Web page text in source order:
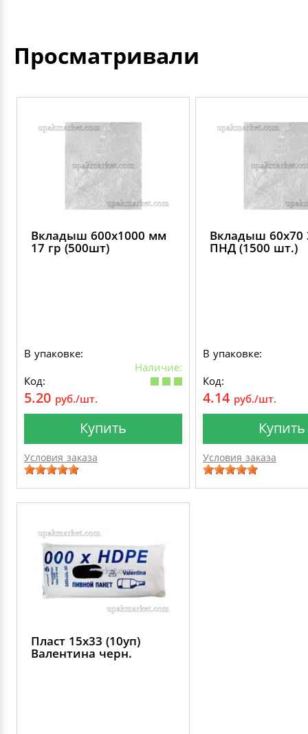
Просматривали
Вкладыш 600х1000 мм
17 гр (500шт)
В упаковке:
Наличие:
Код:
5.20 руб./шт.
Купить
Условия заказа
Вкладыш 60х70
ПНД (1500 шт.)
В упаковке:
Код:
4.14 руб./шт.
Купить
Условия заказа
Пласт 15х33 (10уп)
Валентина черн.